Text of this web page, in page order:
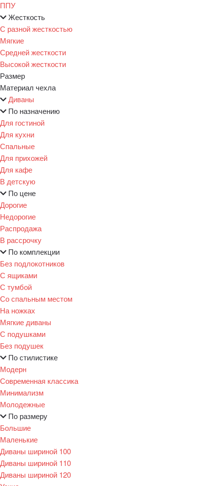
ППУ
Жесткость
С разной жесткостью
Мягкие
Средней жесткости
Высокой жесткости
Размер
Материал чехла
Диваны
По назначению
Для гостиной
Для кухни
Спальные
Для прихожей
Для кафе
В детскую
По цене
Дорогие
Недорогие
Распродажа
В рассрочку
По комплекции
Без подлокотников
С ящиками
С тумбой
Со спальным местом
На ножках
Мягкие диваны
С подушками
Без подушек
По стилистике
Модерн
Современная классика
Минимализм
Молодежные
По размеру
Большие
Маленькие
Диваны шириной 100
Диваны шириной 110
Диваны шириной 120